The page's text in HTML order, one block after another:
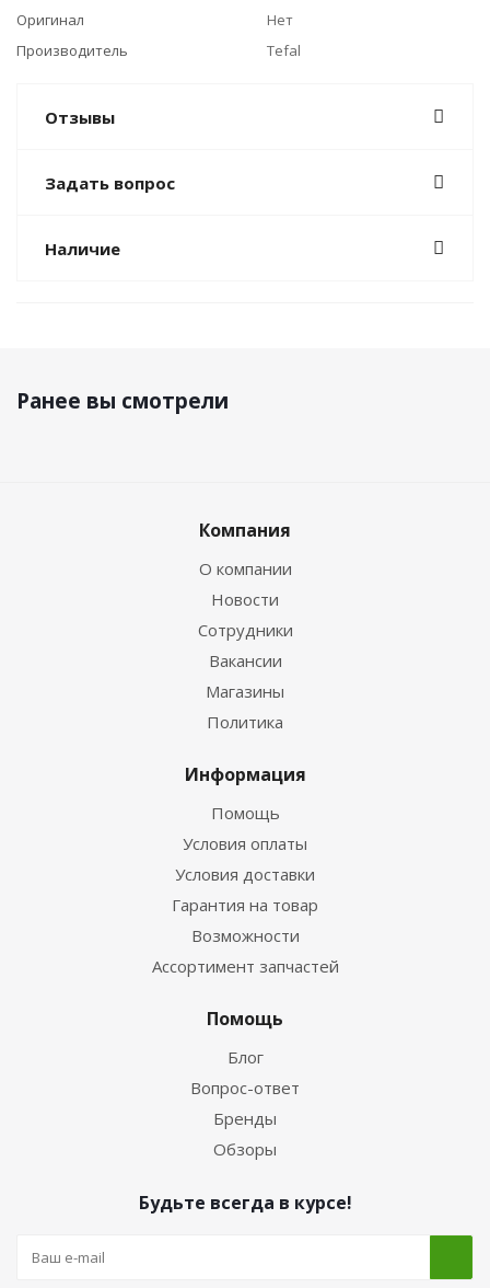
Оригинал
Нет
Производитель
Tefal
Отзывы
Задать вопрос
Наличие
Ранее вы смотрели
Компания
О компании
Новости
Сотрудники
Вакансии
Магазины
Политика
Информация
Помощь
Условия оплаты
Условия доставки
Гарантия на товар
Возможности
Ассортимент запчастей
Помощь
Блог
Вопрос-ответ
Бренды
Обзоры
Будьте всегда в курсе!